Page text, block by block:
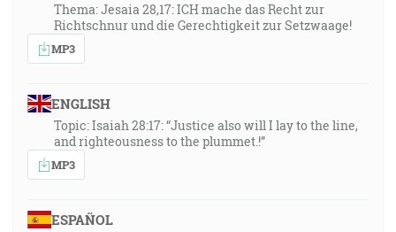
Thema: Jesaia 28,17: ICH mache das Recht zur
Richtschnur und die Gerechtigkeit zur Setzwaage!
MP3
ENGLISH
Topic: Isaiah 28:17: “Justice also will I lay to the line,
and righteousness to the plummet.!”
MP3
ESPAÑOL